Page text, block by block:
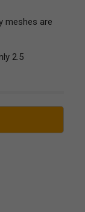
meshes are
2.5